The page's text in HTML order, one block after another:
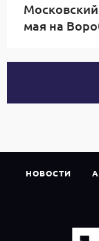
мая на
НОВОСТИ